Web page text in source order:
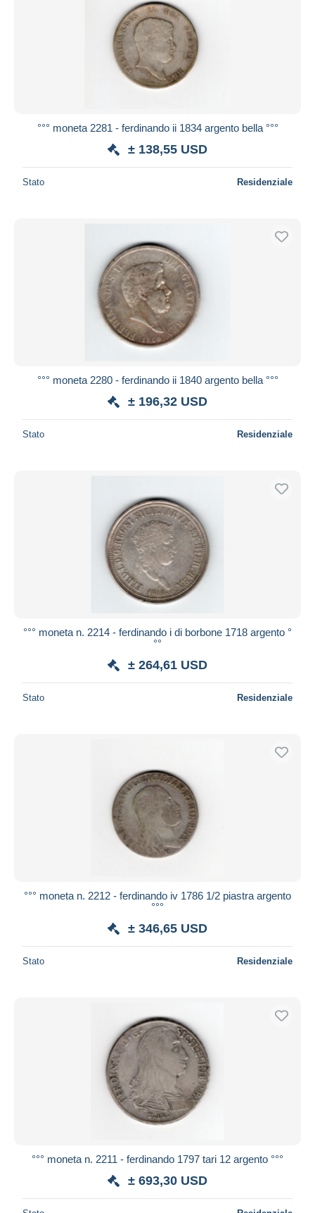
°°° moneta 2281 - ferdinando ii 1834 argento bella °°°
± 138,55 USD
Stato Residenziale
°°° moneta 2280 - ferdinando ii 1840 argento bella °°°
± 196,32 USD
Stato Residenziale
°°° moneta n. 2214 - ferdinando i di borbone 1718 argento °
°°
± 264,61 USD
Stato Residenziale
°°° moneta n. 2212 - ferdinando iv 1786 1/2 piastra argento
°°°
± 346,65 USD
Stato Residenziale
°°° moneta n. 2211 - ferdinando 1797 tari 12 argento °°°
± 693,30 USD